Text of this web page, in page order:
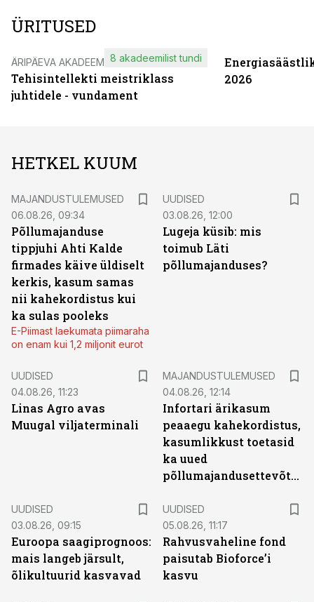
ÜRITUSED
ÄRIPÄEVA AKADEEMIA
Tehisintellekti meistriklass
juhtidele - vundament
8 akadeemilist tundi
2026
HETKEL KUUM
MAJANDUSTULEMUSED
06.08.26, 09:34
Põllumajanduse
tippjuhi Ahti Kalde
firmades käive üldiselt
kerkis, kasum samas
nii kahekordistus kui
ka sulas pooleks
E-Piimast laekumata piimaraha
on enam kui 1,2 miljonit eurot
UUDISED
03.08.26, 12:00
Lugeja küsib: mis
toimub Läti
põllumajanduses?
UUDISED
04.08.26, 11:23
Linas Agro avas
Muugal viljaterminali
MAJANDUSTULEMUSED
04.08.26, 12:14
Infortari ärikasum
peaaegu kahekordistus,
kasumlikkust toetasid
ka uued
põllumajandusettevõtted
UUDISED
03.08.26, 09:15
Euroopa saagiprognoos:
mais langeb järsult,
õlikultuurid kasvavad
UUDISED
05.08.26, 11:17
Rahvusvaheline fond
paisutab Bioforce’i
kasvu